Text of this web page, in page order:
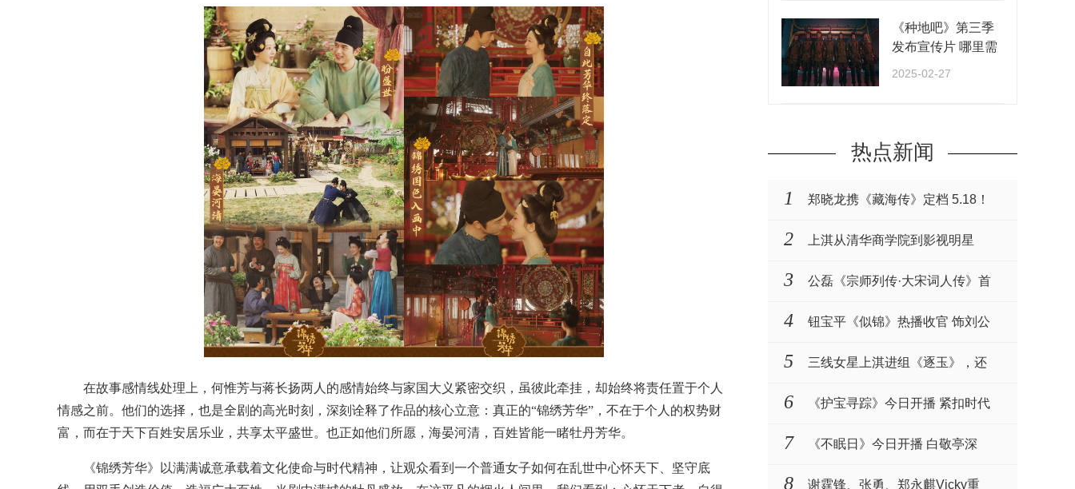
在故事感情线处理上，何惟芳与蒋长扬两人的感情始终与家国大义紧密交织，虽彼此牵挂，却始终将责任置于个人
情感之前。他们的选择，也是全剧的高光时刻，深刻诠释了作品的核心立意：真正的“锦绣芳华”，不在于个人的权势财
富，而在于天下百姓安居乐业，共享太平盛世。也正如他们所愿，海晏河清，百姓皆能一睹牡丹芳华。
《锦绣芳华》以满满诚意承载着文化使命与时代精神，让观众看到一个普通女子如何在乱世中心怀天下、坚守底
《种地吧》第三季
发布宣传片 哪里需
2025-02-27
热点新闻
1 郑晓龙携《藏海传》定档 5.18！
肖战张婧仪演绎权谋与···
2 上淇从清华商学院到影视明星
3 公磊《宗师列传·大宋词人传》首
播 化身名相一同见···
4 钮宝平《似锦》热播收官 饰刘公
公衷心护主演技获赞
5 三线女星上淇进组《逐玉》，还
被赵樱子力挺
6 《护宝寻踪》今日开播 紧扣时代
主题致敬文保工作者
7 《不眠日》今日开播 白敬亭深
陷“五限循环”全员入局···
8 谢霆锋、张勇、郑永麒Vicky重